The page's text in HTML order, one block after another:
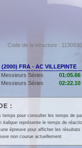
Code de la structure :
FRA - AC VILLEPINTE
Messieurs Séries 01:05.66
Séries 02:22.10
:
temps pour consulter les temps de
italiquereprésente le temps de
épreuve pour afficher les résultats
non courue actuellement